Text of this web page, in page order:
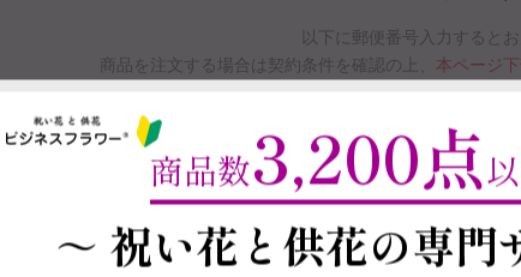
以下に郵便番号入力すると
商品を注文する場合は契約条件を確認の上、 本ページ
お届け日と在庫
この商品の在庫・
商品数3,200点
～ 祝い花と供花の専門